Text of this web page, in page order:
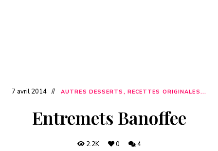
7 avril 2014 AUTRES DESSERTS, RECETTES ORIGINALES...
Entremets Banoffee
2.2K 0 4